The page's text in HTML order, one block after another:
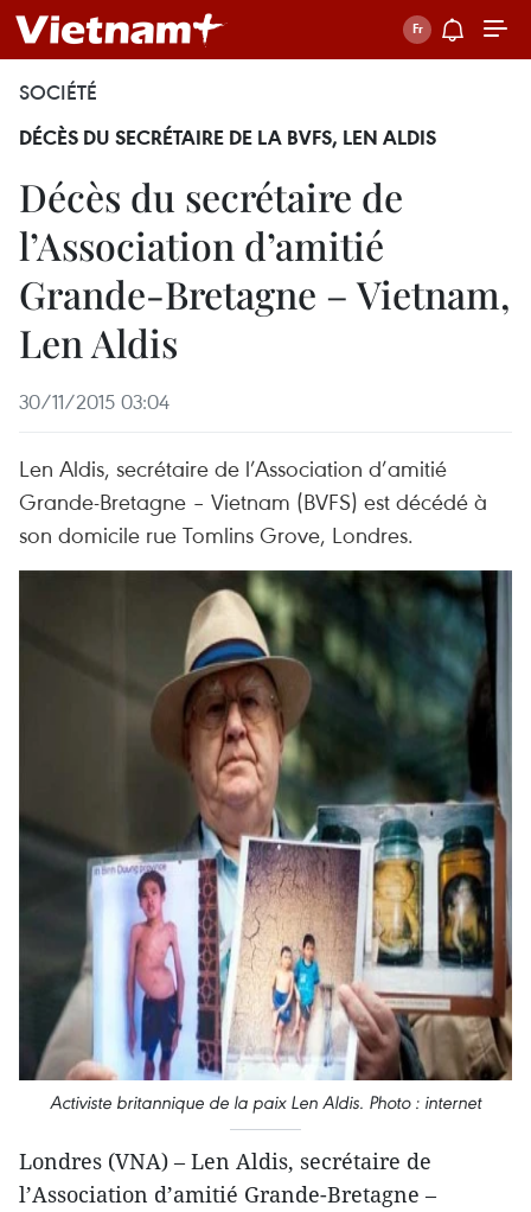
SOCIÉTÉ
DÉCÈS DU SECRÉTAIRE DE LA BVFS, LEN ALDIS
Décès du secrétaire de
l’Association d’amitié
Grande-Bretagne – Vietnam,
Len Aldis
30/11/2015 03:04
Len Aldis, secrétaire de l’Association d’amitié
Grande-Bretagne – Vietnam (BVFS) est décédé à
son domicile rue Tomlins Grove, Londres.
Activiste britannique de la paix Len Aldis. Photo : internet
Londres (VNA) – Len Aldis, secrétaire de
l’Association d’amitié Grande-Bretagne –